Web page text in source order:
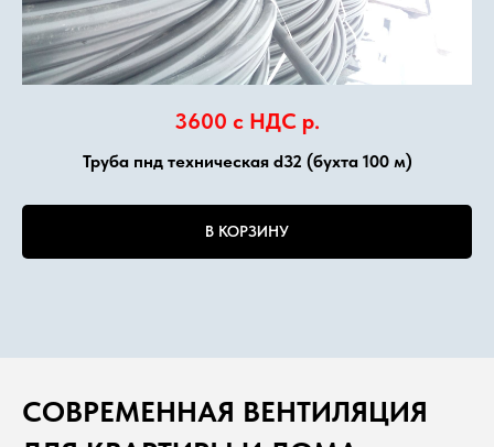
3600 с НДС р.
Труба пнд техническая d32 (бухта 100 м)
В КОРЗИНУ
СОВРЕМЕННАЯ ВЕНТИЛЯЦИЯ